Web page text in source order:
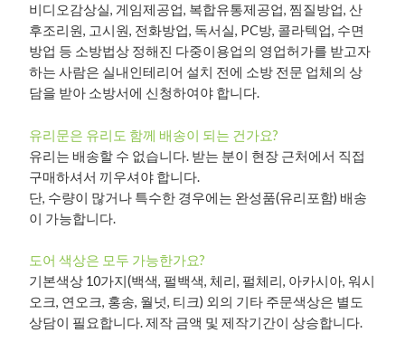
비디오감상실, 게임제공업, 복합유통제공업, 찜질방업, 산
후조리원, 고시원, 전화방업, 독서실, PC방, 콜라텍업, 수면
방업 등 소방법상 정해진 다중이용업의 영업허가를 받고자
하는 사람은 실내인테리어 설치 전에 소방 전문 업체의 상
담을 받아 소방서에 신청하여야 합니다.
유리문은 유리도 함께 배송이 되는 건가요?
유리는 배송할 수 없습니다. 받는 분이 현장 근처에서 직접
구매하셔서 끼우셔야 합니다.
단, 수량이 많거나 특수한 경우에는 완성품(유리포함) 배송
이 가능합니다.
도어 색상은 모두 가능한가요?
기본색상 10가지(백색, 펄백색, 체리, 펄체리, 아카시아, 워시
오크, 연오크, 홍송, 월넛, 티크) 외의 기타 주문색상은 별도
상담이 필요합니다. 제작 금액 및 제작기간이 상승합니다.